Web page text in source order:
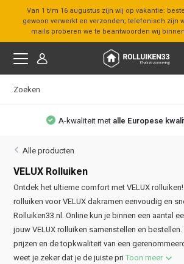
Van 1 t/m 16 augustus zijn wij op vakantie:
gewoon verwerkt en verzonden; telefonisch zijn
mails proberen we te beantwoorden wij
Bezoek onze
Alle producten
VELUX Rolluiken
Ontdek het ultieme comfort met VELUX
rolluiken voor VELUX dakramen eenvoudig en
Rolluiken33.nl. Online kun je binnen een aantal
jouw VELUX rolluiken samenstellen en
prijzen en de topkwaliteit van een
weet je zeker dat je de juiste priToon meer